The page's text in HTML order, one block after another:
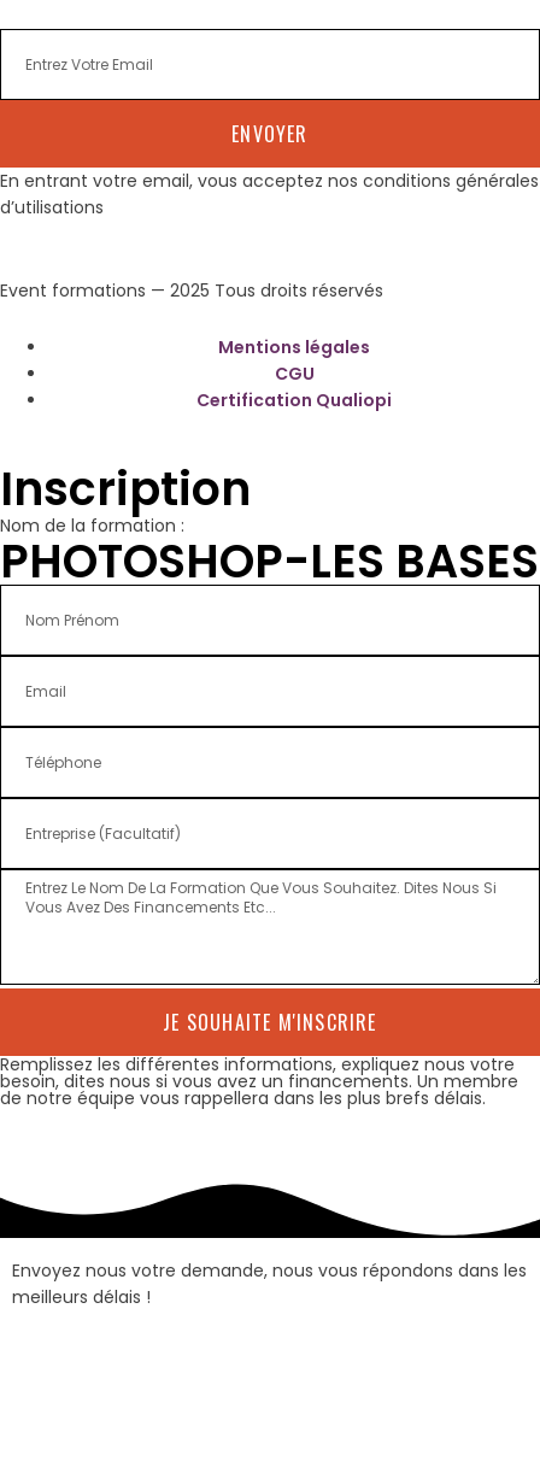
ENVOYER
En entrant votre email, vous acceptez nos conditions générales
d’utilisations
Event formations — 2025 Tous droits réservés
Mentions légales
CGU
Certification Qualiopi
Inscription
Nom de la formation :
PHOTOSHOP-LES BASES
JE SOUHAITE M'INSCRIRE
Remplissez les différentes informations, expliquez nous votre
besoin, dites nous si vous avez un financements. Un membre
de notre équipe vous rappellera dans les plus brefs délais.
Envoyez nous votre demande, nous vous répondons dans les
meilleurs délais !